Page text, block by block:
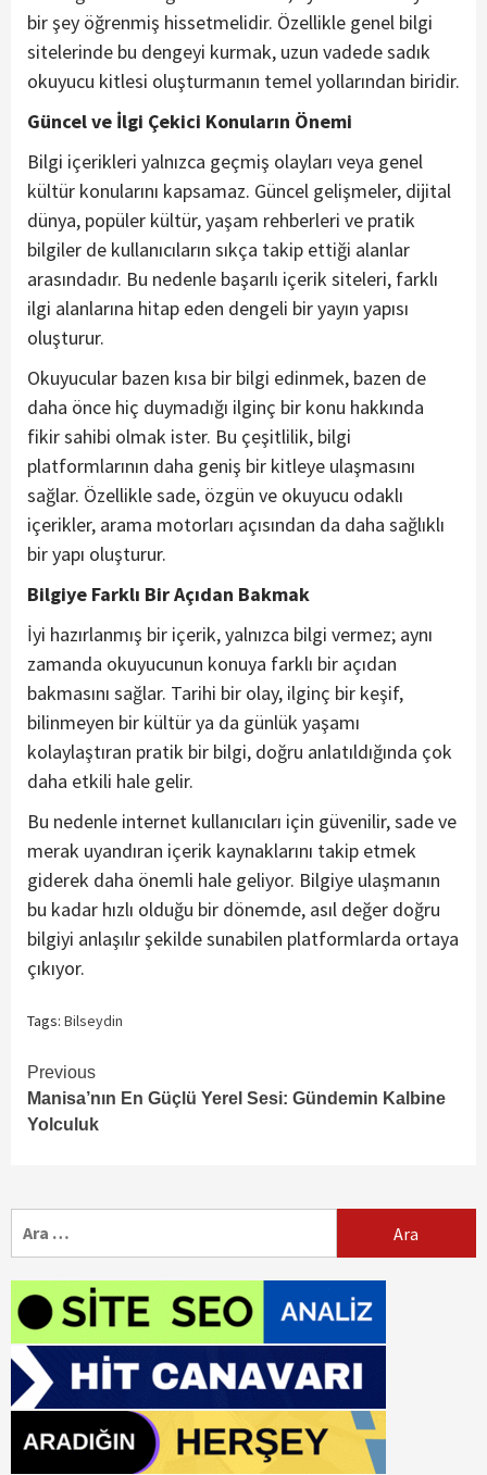
bir şey öğrenmiş hissetmelidir. Özellikle genel bilgi
sitelerinde bu dengeyi kurmak, uzun vadede sadık
okuyucu kitlesi oluşturmanın temel yollarından biridir.
Güncel ve İlgi Çekici Konuların Önemi
Bilgi içerikleri yalnızca geçmiş olayları veya genel
kültür konularını kapsamaz. Güncel gelişmeler, dijital
dünya, popüler kültür, yaşam rehberleri ve pratik
bilgiler de kullanıcıların sıkça takip ettiği alanlar
arasındadır. Bu nedenle başarılı içerik siteleri, farklı
ilgi alanlarına hitap eden dengeli bir yayın yapısı
oluşturur.
Okuyucular bazen kısa bir bilgi edinmek, bazen de
daha önce hiç duymadığı ilginç bir konu hakkında
fikir sahibi olmak ister. Bu çeşitlilik, bilgi
platformlarının daha geniş bir kitleye ulaşmasını
sağlar. Özellikle sade, özgün ve okuyucu odaklı
içerikler, arama motorları açısından da daha sağlıklı
bir yapı oluşturur.
Bilgiye Farklı Bir Açıdan Bakmak
İyi hazırlanmış bir içerik, yalnızca bilgi vermez; aynı
zamanda okuyucunun konuya farklı bir açıdan
bakmasını sağlar. Tarihi bir olay, ilginç bir keşif,
bilinmeyen bir kültür ya da günlük yaşamı
kolaylaştıran pratik bir bilgi, doğru anlatıldığında çok
daha etkili hale gelir.
Bu nedenle internet kullanıcıları için güvenilir, sade ve
merak uyandıran içerik kaynaklarını takip etmek
giderek daha önemli hale geliyor. Bilgiye ulaşmanın
bu kadar hızlı olduğu bir dönemde, asıl değer doğru
bilgiyi anlaşılır şekilde sunabilen platformlarda ortaya
çıkıyor.
Tags: Bilseydin
Continue
Reading
Previous
Manisa’nın En Güçlü Yerel Sesi: Gündemin Kalbine
Yolculuk